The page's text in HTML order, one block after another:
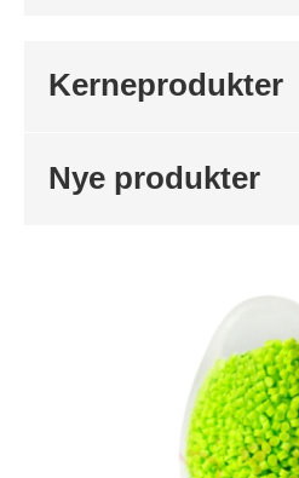
Kerneprodukter
Nye produkter